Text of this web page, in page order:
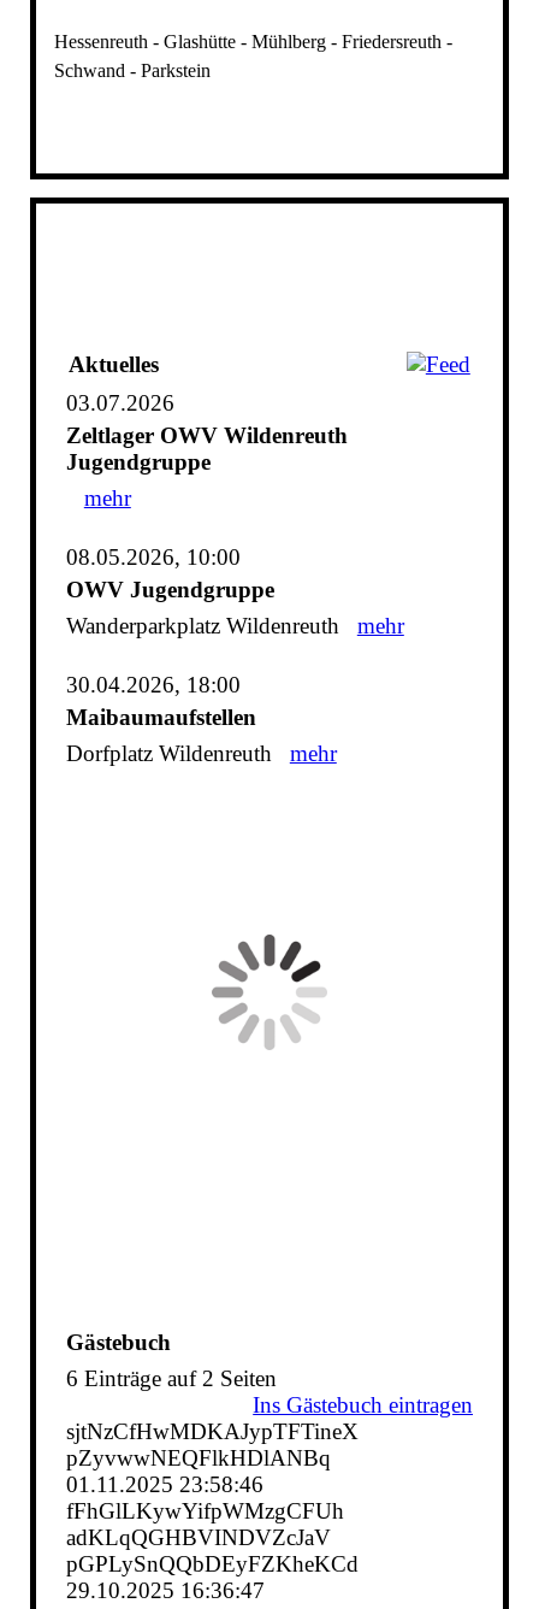
Hessenreuth - Glashütte - Mühlberg - Friedersreuth -
Schwand - Parkstein
Aktuelles
03.07.2026
Zeltlager OWV Wildenreuth
Jugendgruppe
mehr
08.05.2026, 10:00
OWV Jugendgruppe
Wanderparkplatz Wildenreuth mehr
30.04.2026, 18:00
Maibaumaufstellen
Dorfplatz Wildenreuth mehr
Gästebuch
6 Einträge auf 2 Seiten
Ins Gästebuch eintragen
sjtNzCfHwMDKAJypTFTineX
pZyvwwNEQFlkHDlANBq
01.11.2025 23:58:46
fFhGlLKywYifpWMzgCFUh
adKLqQGHBVINDVZcJaV
pGPLySnQQbDEyFZKheKCd
29.10.2025 16:36:47